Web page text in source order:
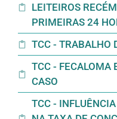
LEITEIROS
PRIMEIRAS 24
TCC - TRABALHO
TCC - FECALOMA
CASO
TCC -